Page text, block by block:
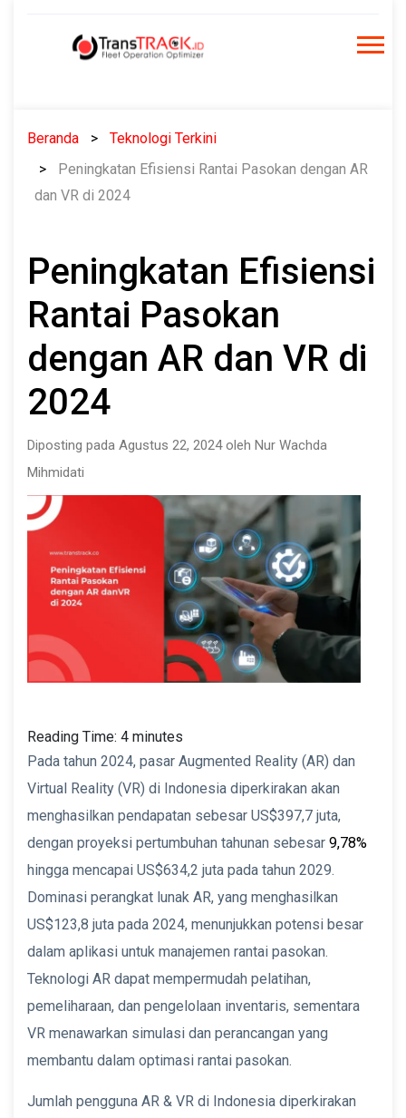
Beranda
Teknologi Terkini
Peningkatan Efisiensi Rantai Pasokan dengan AR
dan VR di 2024
Peningkatan Efisiensi
Rantai Pasokan
dengan AR dan VR di
2024
Diposting pada Agustus 22, 2024 oleh Nur Wachda
Mihmidati
Reading Time: 4 minutes
Pada tahun 2024, pasar Augmented Reality (AR) dan
Virtual Reality (VR) di Indonesia diperkirakan akan
menghasilkan pendapatan sebesar US$397,7 juta,
dengan proyeksi pertumbuhan tahunan sebesar 9,78%
hingga mencapai US$634,2 juta pada tahun 2029.
Dominasi perangkat lunak AR, yang menghasilkan
US$123,8 juta pada 2024, menunjukkan potensi besar
dalam aplikasi untuk manajemen rantai pasokan.
Teknologi AR dapat mempermudah pelatihan,
pemeliharaan, dan pengelolaan inventaris, sementara
VR menawarkan simulasi dan perancangan yang
membantu dalam optimasi rantai pasokan.
Jumlah pengguna AR & VR di Indonesia diperkirakan